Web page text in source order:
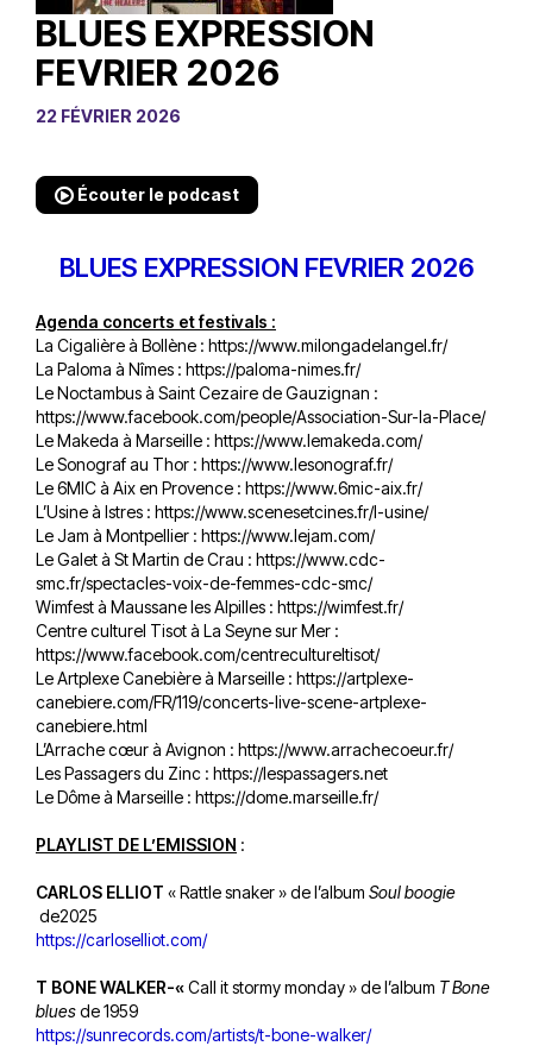
BLUES EXPRESSION
FEVRIER 2026
22 FÉVRIER 2026
Écouter le podcast
BLUES EXPRESSION FEVRIER 2026
Agenda concerts et festivals :
La Cigalière à Bollène : https://www.milongadelangel.fr/
La Paloma à Nîmes : https://paloma-nimes.fr/
Le Noctambus à Saint Cezaire de Gauzignan :
https://www.facebook.com/people/Association-Sur-la-Place/
Le Makeda à Marseille : https://www.lemakeda.com/
Le Sonograf au Thor : https://www.lesonograf.fr/
Le 6MIC à Aix en Provence : https://www.6mic-aix.fr/
L’Usine à Istres : https://www.scenesetcines.fr/l-usine/
Le Jam à Montpellier : https://www.lejam.com/
Le Galet à St Martin de Crau : https://www.cdc-
smc.fr/spectacles-voix-de-femmes-cdc-smc/
Wimfest à Maussane les Alpilles : https://wimfest.fr/
Centre culturel Tisot à La Seyne sur Mer :
https://www.facebook.com/centrecultureltisot/
Le Artplexe Canebière à Marseille : https://artplexe-
canebiere.com/FR/119/concerts-live-scene-artplexe-
canebiere.html
L’Arrache cœur à Avignon : https://www.arrachecoeur.fr/
Les Passagers du Zinc : https://lespassagers.net
Le Dôme à Marseille : https://dome.marseille.fr/
PLAYLIST DE L’EMISSION :
CARLOS ELLIOT « Rattle snaker » de l’album Soul boogie
de2025
https://carloselliot.com/
T BONE WALKER-«Call it stormy monday » de l’album T Bone
bluesde 1959
https://sunrecords.com/artists/t-bone-walker/